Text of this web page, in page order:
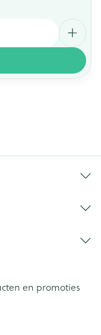
en promoties